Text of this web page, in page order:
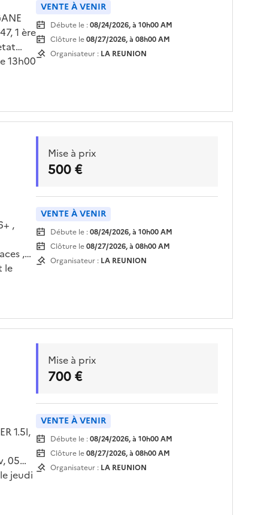
1 ère
13h00
VENTE À VENIR
Débute le :08/24/2026, à 10h00 AM
Clôture le08/27/2026, à 08h00 AM
Organisateur : LA REUNION
,
,
le
Mise à prix
500 €
VENTE À VENIR
Débute le :08/24/2026, à 10h00 AM
Clôture le08/27/2026, à 08h00 AM
Organisateur : LA REUNION
1.5l,
05
jeudi
la
Mise à prix
700 €
VENTE À VENIR
Débute le :08/24/2026, à 10h00 AM
Clôture le08/27/2026, à 08h00 AM
Organisateur : LA REUNION